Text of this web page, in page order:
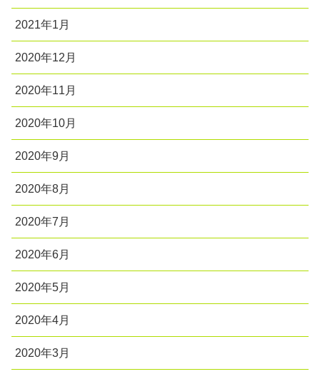
2021年1月
2020年12月
2020年11月
2020年10月
2020年9月
2020年8月
2020年7月
2020年6月
2020年5月
2020年4月
2020年3月